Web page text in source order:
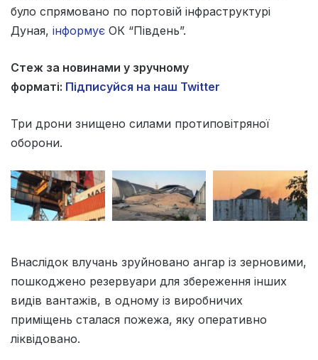
було спрямовано по портовій інфраструктурі
Дуная, інформує ОК “Південь”.
Стеж за новинами у зручному
форматі: Підписуйся на наш Twitter
Три дрони знищено силами протиповітряної
оборони.
Внаслідок влучань зруйновано ангар із зерновими,
пошкоджено резервуари для збереження інших
видів вантажів, в одному із виробничих
приміщень сталася пожежа, яку оперативно
ліквідовано.